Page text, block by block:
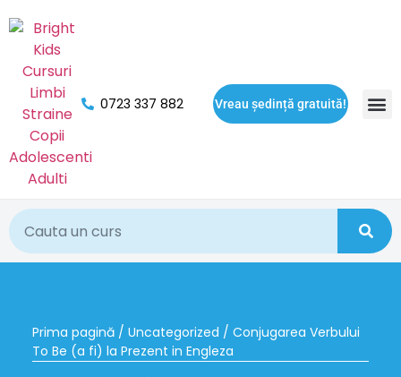
0723 337 882 Vreau ședință gratuită!
Prima pagină / Uncategorized / Conjugarea Verbului
To Be (a fi) la Prezent in Engleza